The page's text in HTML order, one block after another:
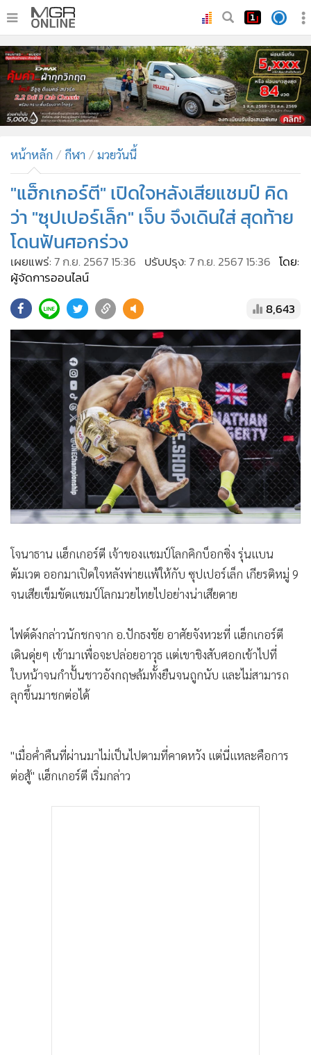
• หน้าหลัก
• ทันเหตุการณ์
• ภาคใต้
• ภูมิภาค
• บันเทิง
ผู้จัดการรายวัน
คอลัมนิสต์
• ละคร
• CbizReview
• Cyber BIZ
• Good health & Well-being
• Green Innovation & SD
• Management & HR
MGR Live
• Infographic
• การเมือง
• ท่องเที่ยว
• กีฬา
• ต่างประเทศ
• Special Scoop
• เศรษฐกิจ-ธุรกิจ
• จีน
• ชุมชน-คุณภาพชีวิต
• อาชญากรรม
• เกม
• วิทยาศาสตร์
• SMEs
• หุ้น
กองทุนรวม
Celeb Online
Factcheck
หน้าหลัก กีฬา มวยวันนี้
"แฮ็กเกอร์ตี" เปิดใจหลังเสียแชมป์ คิด
ว่า "ซุปเปอร์เล็ก" เจ็บ จึงเดินใส่ สุดท้าย
โดนฟันศอกร่วง
เผยแพร่:7 ก.ย. 2567 15:36 ปรับปรุง:7 ก.ย. 2567 15:36 โดย:
ผู้จัดการออนไลน์
8,643
โจนาธาน แฮ็กเกอร์ตี เจ้าของแชมป์โลกคิกบ็อกซิ่ง รุ่นแบน
ตัมเวต ออกมาเปิดใจหลังพ่ายแพ้ให้กับ ซุปเปอร์เล็ก เกียรติหมู่ 9
จนเสียเข็มขัดแชมป์โลกมวยไทยไปอย่างน่าเสียดาย
ไฟต์ดังกล่าวนักชกจาก อ.ปักธงชัย อาศัยจังหวะที่ แฮ็กเกอร์ตี
เดินดุ่ยๆ เข้ามาเพื่อจะปล่อยอาวุธ แต่เขาชิงสับศอกเข้าไปที่
ใบหน้าจนกำปั้นชาวอังกฤษล้มทั้งยืนจนถูกนับ และไม่สามารถ
ลุกขึ้นมาชกต่อได้
"เมื่อค่ำคืนที่ผ่านมาไม่เป็นไปตามที่คาดหวัง แต่นี่แหละคือการ
ต่อสู้" แฮ็กเกอร์ตี เริ่มกล่าว